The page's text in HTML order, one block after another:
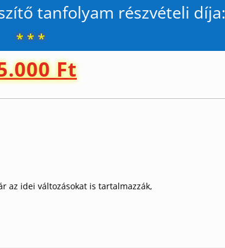
tanfolyam részvételi díja:
* * *
Ft
az idei változásokat is tartalmazzák,